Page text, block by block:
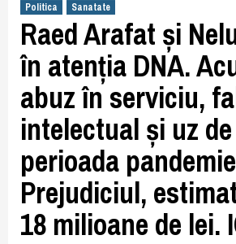
Politica Sanatate
Raed Arafat și
în atenția DNA.
abuz în serviciu,
intelectual și uz
perioada
Prejudiciul,
18 milioane de lei.